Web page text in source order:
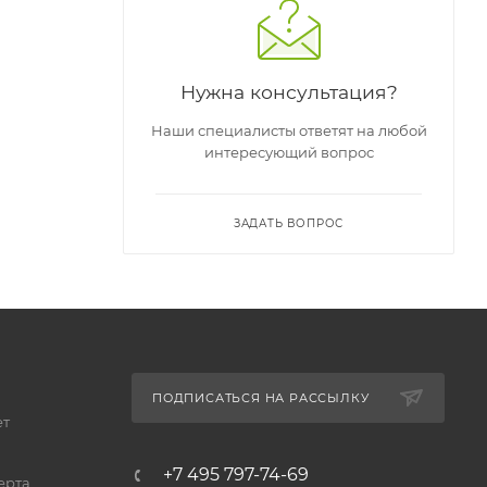
Нужна консультация?
Наши специалисты ответят на любой
интересующий вопрос
ЗАДАТЬ ВОПРОС
ПОДПИСАТЬСЯ НА РАССЫЛКУ
+7 495 797-74-69